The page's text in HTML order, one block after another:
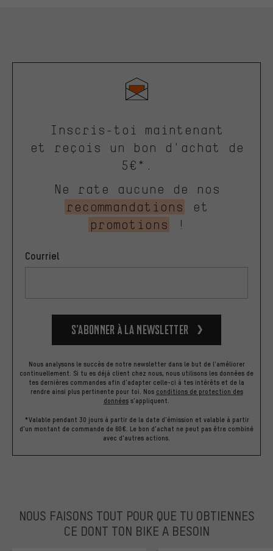
Inscris-toi maintenant
et reçois un bon d'achat de
5€*.
Ne rate aucune de nos
recommandations
et
promotions
!
Courriel
S’abonner à la newsletter
Nous analysons le succès de notre newsletter dans le but de l'améliorer
continuellement. Si tu es déjà client chez nous, nous utilisons les données de
tes dernières commandes afin d'adapter celle-ci à tes intérêts et de la
rendre ainsi plus pertinente pour toi. Nos conditions de protection des
données s'appliquent.
*Valable pendant 30 jours à partir de la date d'émission et valable à partir
d'un montant de commande de 60€. Le bon d'achat ne peut pas être combiné
avec d'autres actions.
NOUS FAISONS TOUT POUR QUE TU OBTIENNES
CE DONT TON BIKE A BESOIN